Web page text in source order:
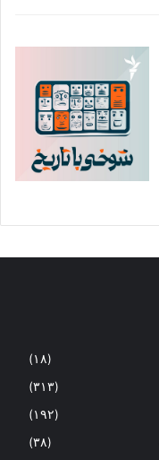
(۱۸)
(۳۱۳)
(۱۹۲)
(۳۸)